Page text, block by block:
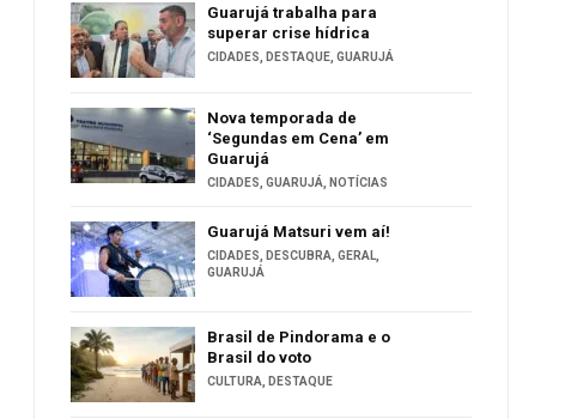
Guarujá trabalha para
superar crise hídrica
CIDADES, DESTAQUE,GUARUJÁ
Nova temporada de
‘Segundas em Cena’ em
Guarujá
CIDADES,GUARUJÁ, NOTÍCIAS
Guarujá Matsuri vem aí!
CIDADES, DESCUBRA,GERAL,
GUARUJÁ
Brasil de Pindorama e o
Brasil do voto
CULTURA, DESTAQUE